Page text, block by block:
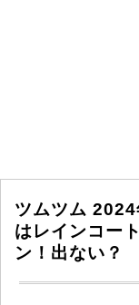
ツムツム
はレインコー
ン！出ない？